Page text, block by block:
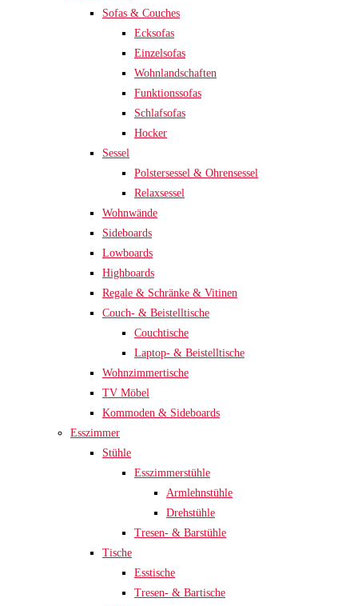
Sofas & Couches
Ecksofas
Einzelsofas
Wohnlandschaften
Funktionssofas
Schlafsofas
Hocker
Sessel
Polstersessel & Ohrensessel
Relaxsessel
Wohnwände
Sideboards
Lowboards
Highboards
Regale & Schränke & Vitinen
Couch- & Beistelltische
Couchtische
Laptop- & Beistelltische
Wohnzimmertische
TV Möbel
Kommoden & Sideboards
Esszimmer
Stühle
Esszimmerstühle
Armlehnstühle
Drehstühle
Tresen- & Barstühle
Tische
Esstische
Tresen- & Bartische